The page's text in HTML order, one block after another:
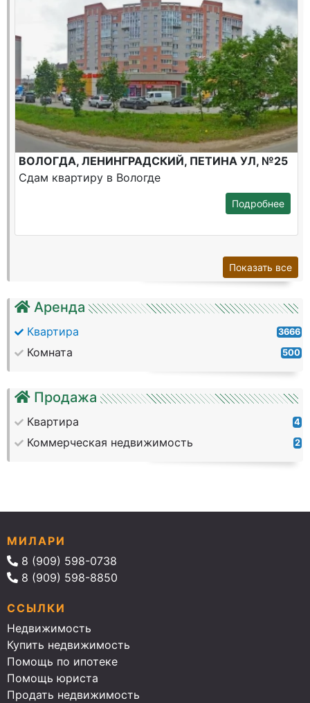
Аренда
Квартира 3666
Комната 500
Продажа
Квартира 4
Коммерческая недвижимость 2
ВОЛОГДА, ЛЕНИНГРАДСКИЙ, ПЕТИНА УЛ, №25
Сдам квартиру в Вологде
Подробнее
Показать все
МИЛАРИ
8 (909) 598-0738
8 (909) 598-8850
ССЫЛКИ
Недвижимость
Купить недвижимость
Помощь по ипотеке
Помощь юриста
Продать недвижимость